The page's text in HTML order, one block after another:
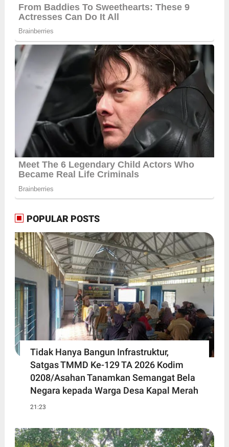
POPULAR POSTS
Tidak Hanya Bangun Infrastruktur,
Satgas TMMD Ke-129 TA 2026 Kodim
0208/Asahan Tanamkan Semangat Bela
Negara kepada Warga Desa Kapal Merah
21:23